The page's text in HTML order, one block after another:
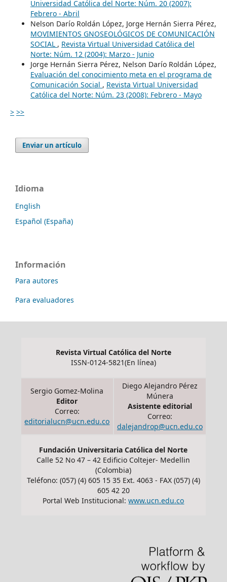
Universidad Católica del Norte: Núm. 20 (2007):
Febrero - Abril
Nelson Darío Roldán López, Jorge Hernán Sierra Pérez,
MOVIMIENTOS GNOSEOLÓGICOS DE COMUNICACIÓN
SOCIAL , Revista Virtual Universidad Católica del
Norte: Núm. 12 (2004): Marzo - Junio
Jorge Hernán Sierra Pérez, Nelson Darío Roldán López,
Evaluación del conocimiento meta en el programa de
Comunicación Social , Revista Virtual Universidad
Católica del Norte: Núm. 23 (2008): Febrero - Mayo
> >>
Enviar un artículo
Idioma
English
Español (España)
Información
Para autores
Para evaluadores
Revista Virtual Católica del Norte
ISSN-0124-5821(En línea)
Sergio Gomez-Molina
Editor
Correo:
editorialucn@ucn.edu.co
Diego Alejandro Pérez
Múnera
Asistente editorial
Correo:
dalejandrop@ucn.edu.co
Fundación Universitaria Católica del Norte
Calle 52 No 47 – 42 Edificio Coltejer- Medellin
(Colombia)
Teléfono: (057) (4) 605 15 35 Ext. 4063 - FAX (057) (4)
605 42 20
Portal Web Institucional:www.ucn.edu.co